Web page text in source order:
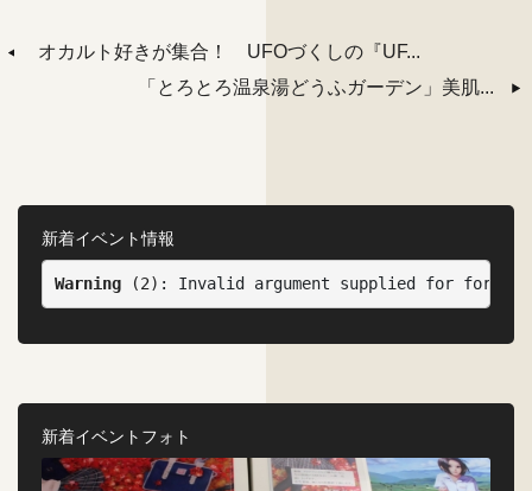
オカルト好きが集合！ UFOづくしの『UF...
「とろとろ温泉湯どうふガーデン」美肌...
新着イベント情報
Warning (2) : Invalid argument supplied for
新着イベントフォト